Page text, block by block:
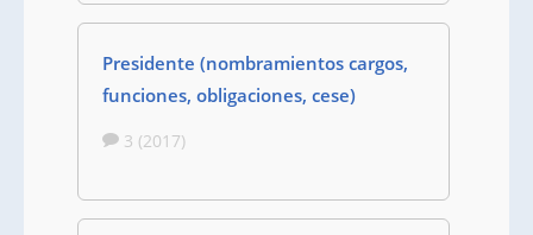
Presidente (nombramientos cargos,
funciones, obligaciones, cese)
3 (2017)